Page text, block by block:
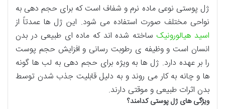
ژل پوستی نوعی ماده نرم و شفاف است که برای حجم دهی به
نواحی مختلف صورت استفاده می شود. این ژل ها عمدتاً از
اسید هیالورونیکساخته شده اند که ماده ای طبیعی در بدن
انسان است و وظیفه ی رطوبت رسانی و افزایش حجم پوست
را بر عهده دارد. ژل ها به ویژه برای حجم دهی به لب ها گونه
ها و چانه به کار می روند و به دلیل قابلیت جذب شدن توسط
بدن اثرات طبیعی و موقتی دارند.
ویژگی های ژل پوستی کدامند؟